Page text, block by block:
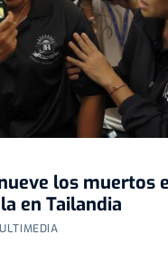
los muertos
en Tailandia